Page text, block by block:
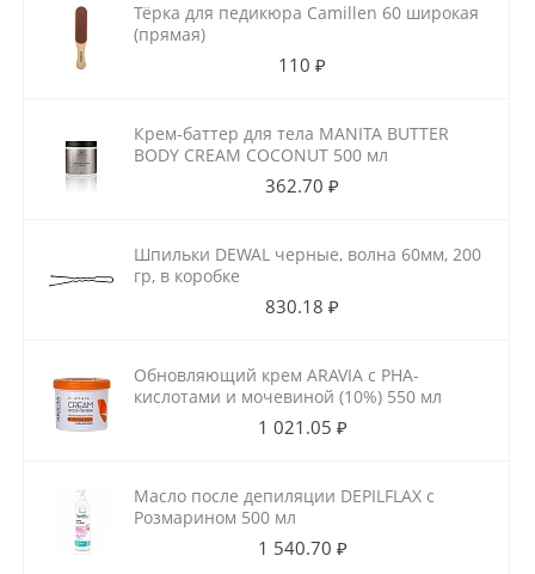
Тёрка для педикюра Camillen 60 широкая
(прямая)
110 ₽
Крем-баттер для тела MANITA BUTTER
BODY CREAM COCONUT 500 мл
362.70 ₽
Шпильки DEWAL черные, волна 60мм, 200
гр, в коробке
830.18 ₽
Обновляющий крем ARAVIA с РНА-
кислотами и мочевиной (10%) 550 мл
1 021.05 ₽
Масло после депиляции DEPILFLAX с
Розмарином 500 мл
1 540.70 ₽